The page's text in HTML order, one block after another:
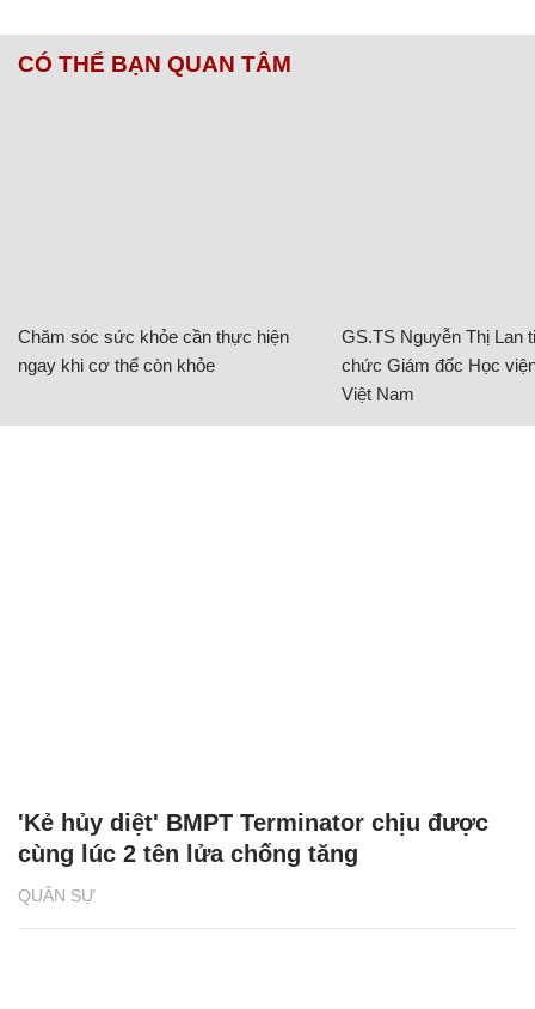
CÓ THỂ BẠN QUAN TÂM
Chăm sóc sức khỏe cần thực hiện
ngay khi cơ thể còn khỏe
GS.TS Nguyễn Thị Lan
chức Giám đốc Học
Việt Nam
QUÂN SỰ
'Kẻ hủy diệt' BMPT Terminator chịu được
cùng lúc 2 tên lửa chống tăng